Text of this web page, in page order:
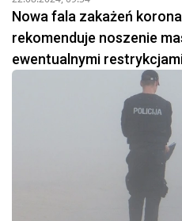
Nowa fala zakażeń
rekomenduje noszenie
ewentualnymi